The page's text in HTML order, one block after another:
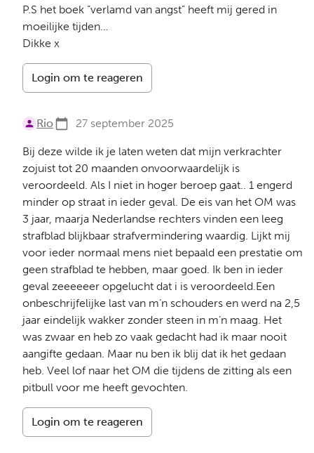
P.S het boek “verlamd van angst” heeft mij gered in
moeilijke tijden…
Dikke x
Login om te reageren
Rio 27 september 2025
Bij deze wilde ik je laten weten dat mijn verkrachter
zojuist tot 20 maanden onvoorwaardelijk is
veroordeeld. Als I niet in hoger beroep gaat.. 1 engerd
minder op straat in ieder geval. De eis van het OM was
3 jaar, maarja Nederlandse rechters vinden een leeg
strafblad blijkbaar strafvermindering waardig. Lijkt mij
voor ieder normaal mens niet bepaald een prestatie om
geen strafblad te hebben, maar goed. Ik ben in ieder
geval zeeeeeer opgelucht dat i is veroordeeld.Een
onbeschrijfelijke last van m’n schouders en werd na 2,5
jaar eindelijk wakker zonder steen in m’n maag. Het
was zwaar en heb zo vaak gedacht had ik maar nooit
aangifte gedaan. Maar nu ben ik blij dat ik het gedaan
heb. Veel lof naar het OM die tijdens de zitting als een
pitbull voor me heeft gevochten.
Login om te reageren